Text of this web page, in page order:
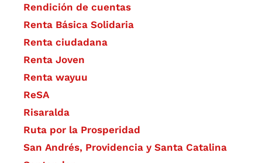
Rendición de cuentas
Renta Básica Solidaria
Renta ciudadana
Renta Joven
Renta wayuu
ReSA
Risaralda
Ruta por la Prosperidad
San Andrés, Providencia y Santa Catalina